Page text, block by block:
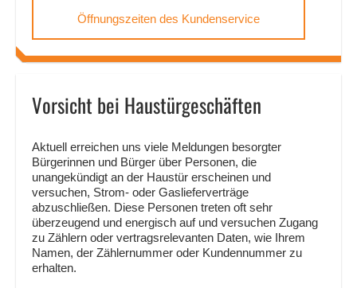
Öffnungszeiten des Kundenservice
Vorsicht bei Haustürgeschäften
Aktuell erreichen uns viele Meldungen besorgter
Bürgerinnen und Bürger über Personen, die
unangekündigt an der Haustür erscheinen und
versuchen, Strom- oder Gaslieferverträge
abzuschließen. Diese Personen treten oft sehr
überzeugend und energisch auf und versuchen Zugang
zu Zählern oder vertragsrelevanten Daten, wie Ihrem
Namen, der Zählernummer oder Kundennummer zu
erhalten.